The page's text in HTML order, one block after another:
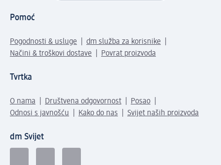
Pomoć
Pogodnosti & usluge
dm služba za korisnike
Načini & troškovi dostave
Povrat proizvoda
Tvrtka
O nama Društvena odgovornost
Posao
Odnosi s javnošću
Kako do nas Svijet naših proizvoda
dm Svijet